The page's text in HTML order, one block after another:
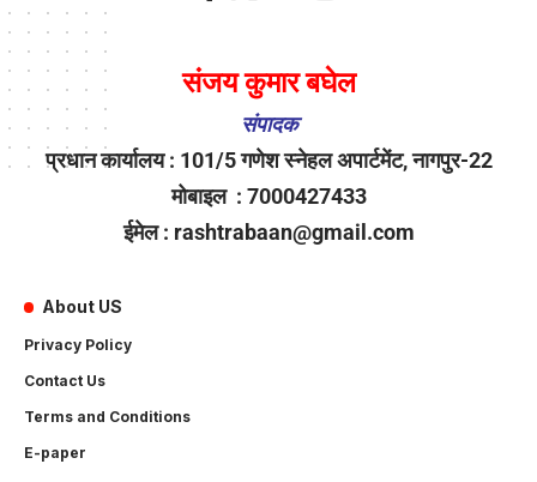
संजय कुमार बघेल
संपादक
प्रधान कार्यालय : 101/5 गणेश स्नेहल अपार्टमेंट, नागपुर-22
मोबाइल : 7000427433
ईमेल : rashtrabaan@gmail.com
About US
Privacy Policy
Contact Us
Terms and Conditions
E-paper